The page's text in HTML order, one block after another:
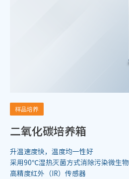
样品培养
二氧化碳培养箱
升温速度快，温度均一性好
采用90℃湿热灭菌方式消除污染微生物
高精度红外（IR）传感器